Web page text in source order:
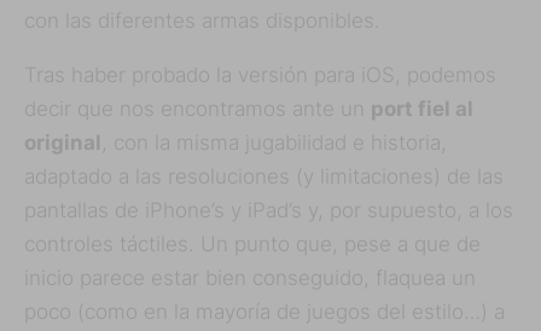
con las diferentes armas disponibles.
Tras haber probado la versión para iOS, podemos
decir que nos encontramos ante un port fiel al
original , con la misma jugabilidad e historia,
adaptado a las resoluciones (y limitaciones) de las
pantallas de iPhone’s y iPad’s y, por supuesto, a los
controles táctiles. Un punto que, pese a que de
inicio parece estar bien conseguido, flaquea un
poco (como en la mayoría de juegos del estilo…) a